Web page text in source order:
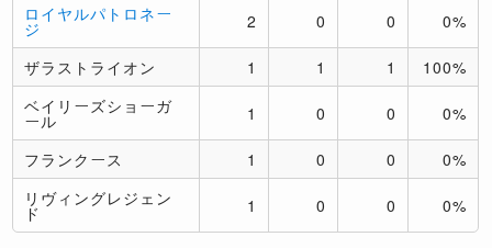
ロイヤルパトロネー
ジ 2 0 0 0%
ザラストライオン 1 1 1
100%
ベイリーズショーガ
ール 1 0 0 0%
フランクース 1 0 0
0%
リヴィングレジェン
ド 1 0 0 0%